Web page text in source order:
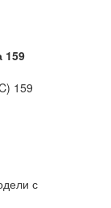
159
159
с